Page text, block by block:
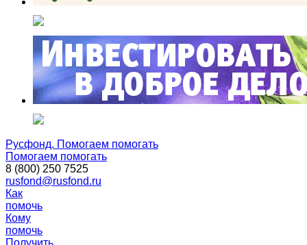
Русфонд. Помогаем помогать
Помогаем помогать
8 (800) 250 7525
rusfond@rusfond.ru
Как
помочь
Кому
помочь
Получить